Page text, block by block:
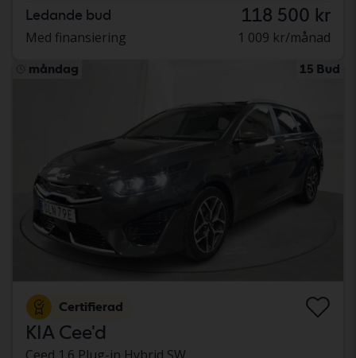
Ledande bud 118 500 kr
Med finansiering 1 009 kr/månad
måndag 15 Bud
Certifierad
KIA Cee'd